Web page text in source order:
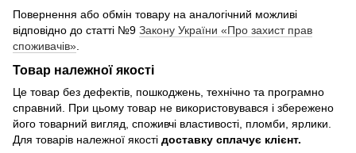
Повернення або обмін товару на аналогічний можливі
відповідно до статті №9 Закону України «Про захист прав
споживачів»
Товар належної якості
Це товар без дефектів, пошкоджень, технічно та програмно
справний. При цьому товар не використовувався і збережено
його товарний вигляд, споживчі властивості, пломби, ярлики.
Для товарів належної якості доставку сплачує клієнт.